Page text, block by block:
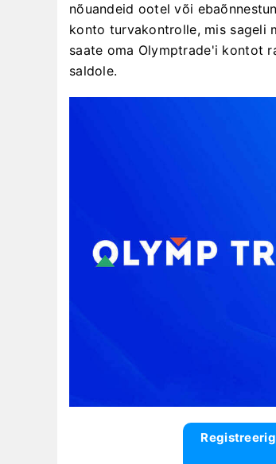
nõuandeid ootel või
konto turvakontrolle, mis sageli
saate oma Olymptrade'i kontot
saldole.